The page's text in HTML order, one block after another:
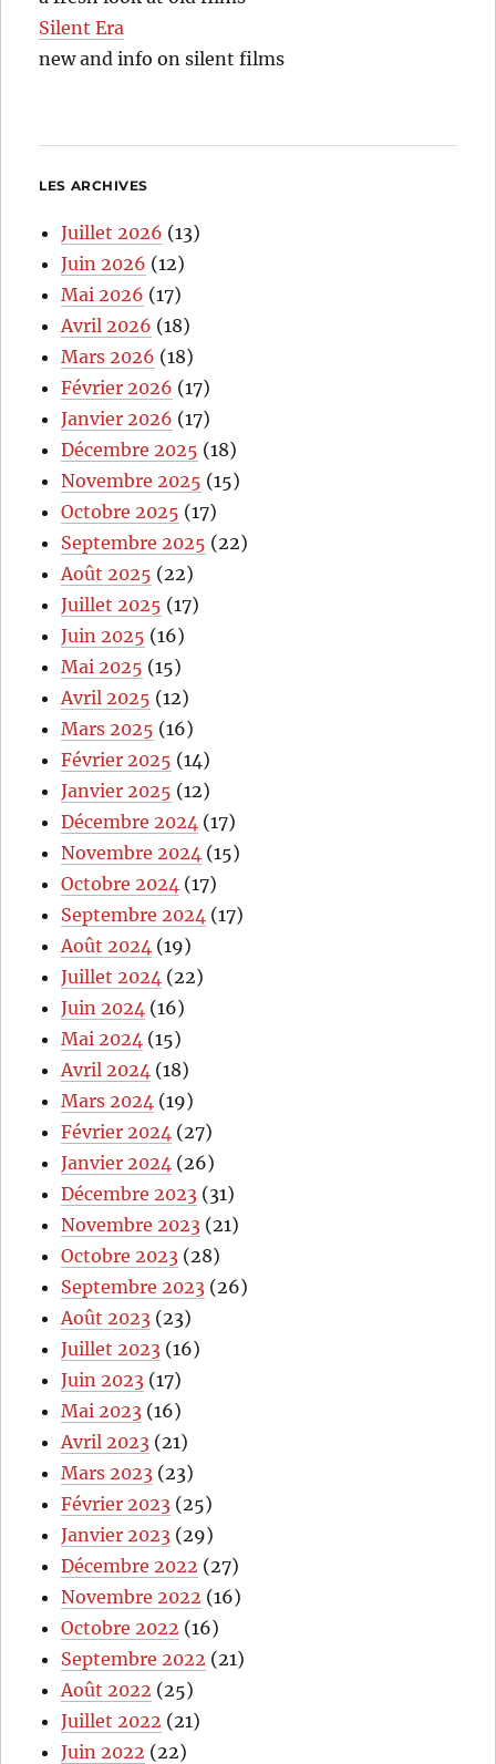
Silent Era
new and info on silent films
LES ARCHIVES
Juillet 2026 (13)
Juin 2026 (12)
Mai 2026 (17)
Avril 2026 (18)
Mars 2026 (18)
Février 2026 (17)
Janvier 2026 (17)
Décembre 2025 (18)
Novembre 2025 (15)
Octobre 2025 (17)
Septembre 2025 (22)
Août 2025 (22)
Juillet 2025 (17)
Juin 2025 (16)
Mai 2025 (15)
Avril 2025 (12)
Mars 2025 (16)
Février 2025 (14)
Janvier 2025 (12)
Décembre 2024 (17)
Novembre 2024 (15)
Octobre 2024 (17)
Septembre 2024 (17)
Août 2024 (19)
Juillet 2024 (22)
Juin 2024 (16)
Mai 2024 (15)
Avril 2024 (18)
Mars 2024 (19)
Février 2024 (27)
Janvier 2024 (26)
Décembre 2023 (31)
Novembre 2023 (21)
Octobre 2023 (28)
Septembre 2023 (26)
Août 2023 (23)
Juillet 2023 (16)
Juin 2023 (17)
Mai 2023 (16)
Avril 2023 (21)
Mars 2023 (23)
Février 2023 (25)
Janvier 2023 (29)
Décembre 2022 (27)
Novembre 2022 (16)
Octobre 2022 (16)
Septembre 2022 (21)
Août 2022 (25)
Juillet 2022 (21)
Juin 2022 (22)